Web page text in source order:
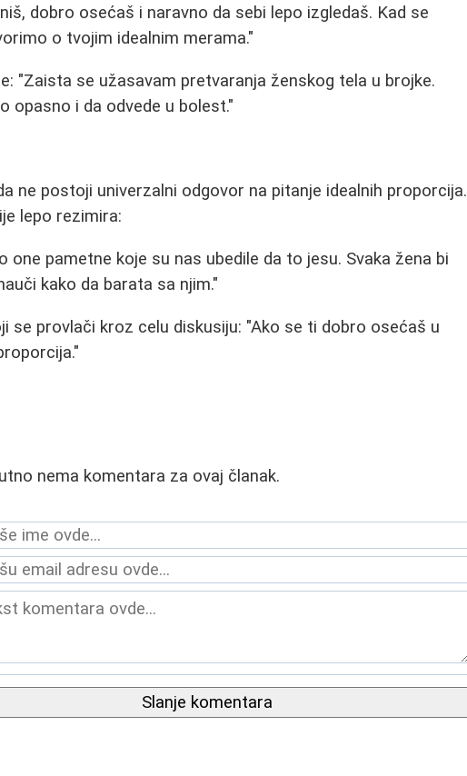
dobro osećaš i naravno da sebi lepo izgledaš. Kad se
o tvojim idealnim merama."
"Zaista se užasavam pretvaranja ženskog tela u brojke.
opasno i da odvede u bolest."
ne postoji univerzalni odgovor na pitanje idealnih proporcija.
lepo rezimira:
one pametne koje su nas ubedile da to jesu. Svaka žena bi
kako da barata sa njim."
se provlači kroz celu diskusiju: "Ako se ti dobro osećaš u
nema komentara za ovaj članak.
Slanje komentara